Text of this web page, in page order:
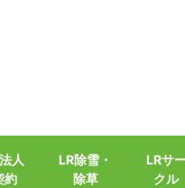
人
約
LR除雪・
除草
LRサ
クル